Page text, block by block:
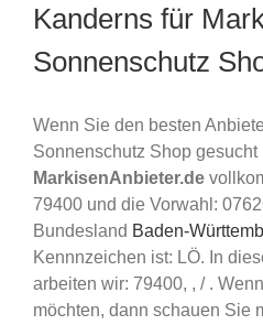
Kanderns für
Sonnenschutz
Wenn Sie den besten
Sonnenschutz Shop gesucht
MarkisenAnbieter.de
79400 und die Vorwahl:
Bundesland Baden-
Kennnzeichen ist: LÖ. In
arbeiten wir: 79400, , / .
möchten, dann schauen Sie